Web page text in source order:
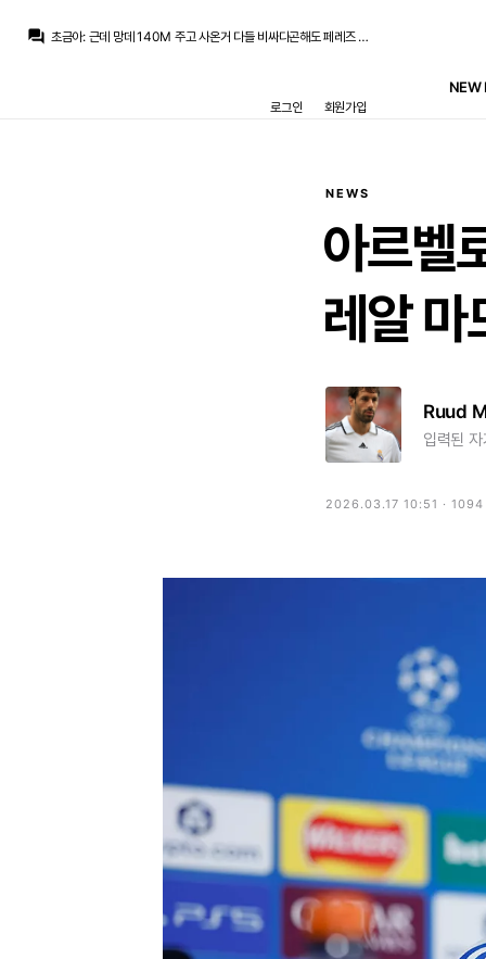
question_answer 초금아: 근데 망데 140M 주고 사온거 다들 비싸다곤해도 페레즈 욕은 암함...
바르샤를 가든 레알가든 최소 4~5년 노후보장 계약인데
NEW
로그인 회원가입
NEWS
아르벨
레알 마
Ruud
입력된
2026.03.17 10:51 · 1094